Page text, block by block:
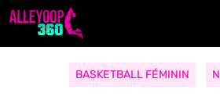
Aller
BASKETBALL FÉMININ